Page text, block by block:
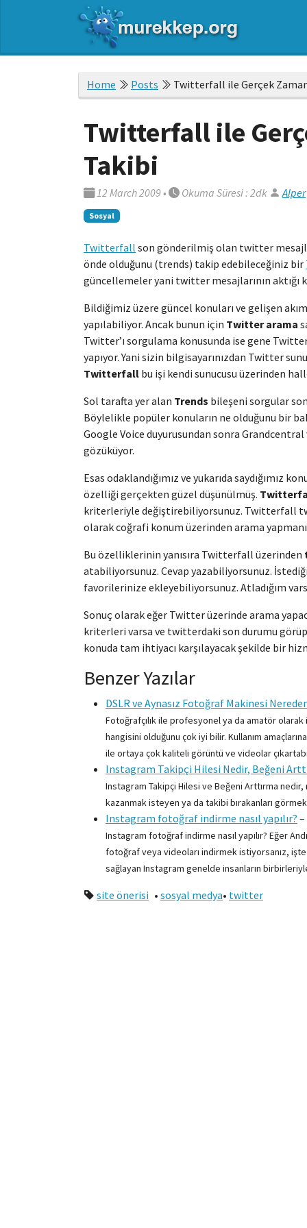
Home Posts Twitterfall ile Gerçek
Twitterfall ile
Takibi
12 March 2009• Okuma Süresi : 2dk Alper
Sosyal
Twitterfall son gönderilmiş olan twitter
önde olduğunu (trends) takip edebileceğiniz bir
güncellemeler yani twitter mesajlarının aktığı
Bildiğimiz üzere güncel konuları ve gelişen
yapılabiliyor. Ancak bunun için Twitter arama
Twitter’ı sorgulama konusunda ise gene
yapıyor. Yani sizin bilgisayarınızdan Twitter
Twitterfall bu işi kendi sunucusu üzerinden
Sol tarafta yer alan Trends bileşeni sorgular
Böylelikle popüler konuların ne olduğunu bir
Google Voice duyurusundan sonra
gözüküyor.
Esas odaklandığımız ve yukarıda
özelliği gerçekten güzel düşünülmüş.
kriterleriyle değiştirebiliyorsunuz. Twitterfall
olarak coğrafi konum üzerinden arama
Bu özelliklerinin yanısıra Twitterfall üzerinden
atabiliyorsunuz. Cevap yazabiliyorsunuz.
favorilerinize ekleyebiliyorsunuz. Atladığım
Sonuç olarak eğer Twitter üzerinde arama
kriterleri varsa ve twitterdaki son durumu
konuda tam ihtiyacı karşılayacak şekilde bir
Benzer Yazılar
DSLR ve Aynasız Fotoğraf Makinesi
Fotoğrafçılık ile profesyonel ya da amatör
hangisini olduğunu çok iyi bilir. Kullanım
ile ortaya çok kaliteli görüntü ve videolar
Instagram Takipçi Hilesi Nedir, Beğeni
Instagram Takipçi Hilesi ve Beğeni Arttırma
kazanmak isteyen ya da takibi bırakanları görmek
Instagram fotoğraf indirme nasıl yapılır? –
Instagram fotoğraf indirme nasıl yapılır? Eğer
fotoğraf veya videoları indirmek istiyorsanız,
sağlayan Instagram genelde insanların
site önerisi • sosyal medya• twitter